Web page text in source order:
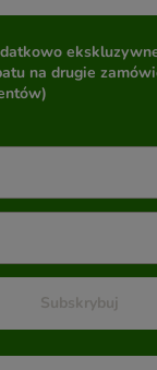
na drugie
Subskrybuj